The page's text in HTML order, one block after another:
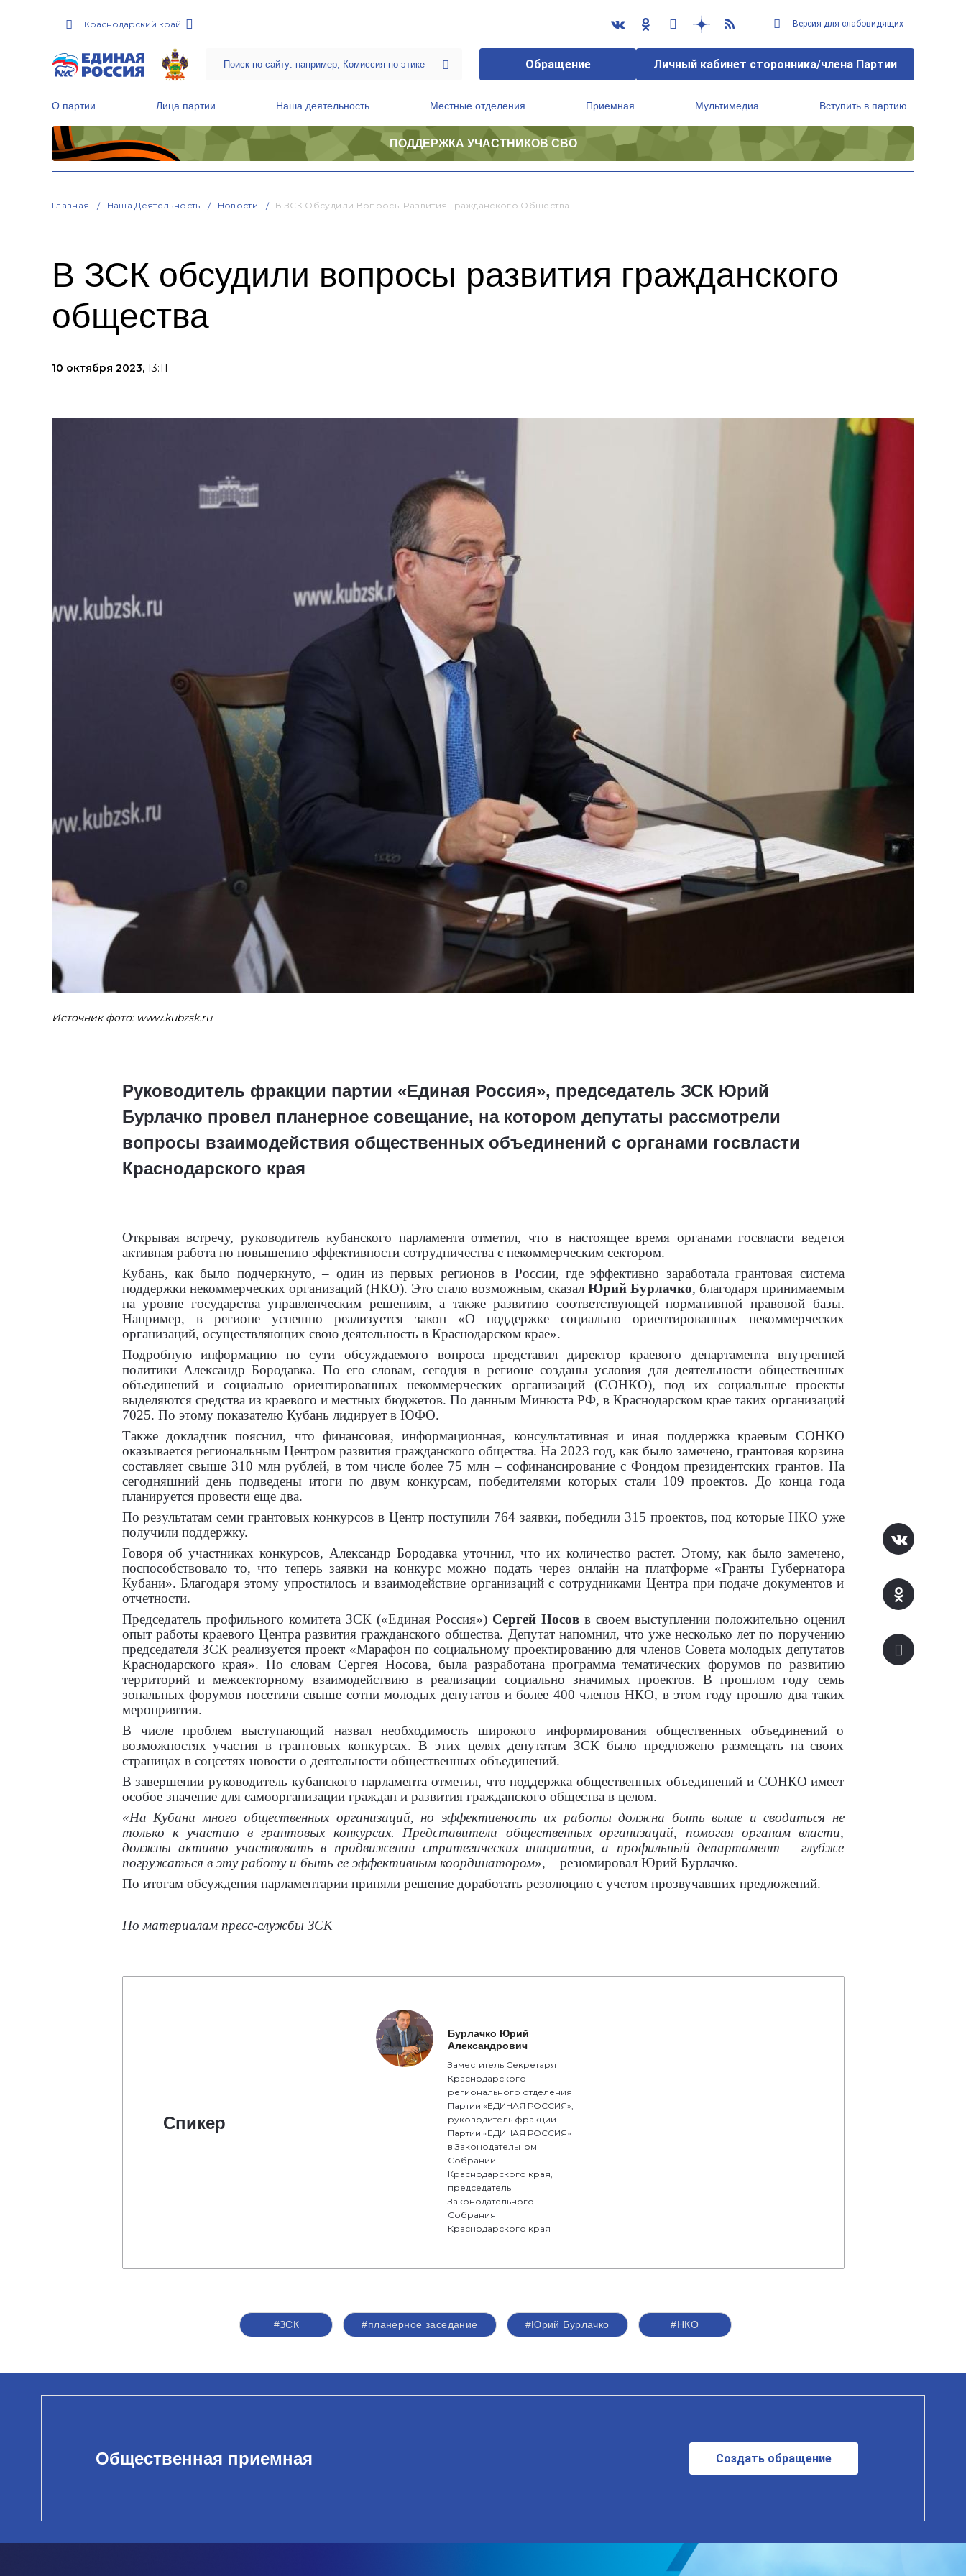
Краснодарский край Версия для слабовидящих
Обращение Личный кабинет сторонника/члена Партии
О партии Лица партии Наша деятельность Местные отделения Приемная Мультимедиа Вступить в партию
ПОДДЕРЖКА УЧАСТНИКОВ СВО
Главная Наша Деятельность Новости В ЗСК Обсудили Вопросы Развития Гражданского Общества
В ЗСК обсудили вопросы развития гражданского
общества
10 октября 2023, 13:11
Источник фото: www.kubzsk.ru
Руководитель фракции партии «Единая Россия», председатель ЗСК Юрий
Бурлачко провел планерное совещание, на котором депутаты рассмотрели
вопросы взаимодействия общественных объединений с органами госвласти
Краснодарского края
Открывая встречу, руководитель кубанского парламента отметил, что в настоящее время органами госвласти ведется
активная работа по повышению эффективности сотрудничества с некоммерческим сектором.
Кубань, как было подчеркнуто, – один из первых регионов в России, где эффективно заработала грантовая система
поддержки некоммерческих организаций (НКО). Это стало возможным, сказалЮрий Бурлачко, благодаря принимаемым
на уровне государства управленческим решениям, а также развитию соответствующей нормативной правовой базы.
Например, в регионе успешно реализуется закон «О поддержке социально ориентированных некоммерческих
организаций, осуществляющих свою деятельность в Краснодарском крае».
Подробную информацию по сути обсуждаемого вопроса представил директор краевого департамента внутренней
политики Александр Бородавка. По его словам, сегодня в регионе созданы условия для деятельности общественных
объединений и социально ориентированных некоммерческих организаций (СОНКО), под их социальные проекты
выделяются средства из краевого и местных бюджетов. По данным Минюста РФ, в Краснодарском крае таких организаций
7025. По этому показателю Кубань лидирует в ЮФО.
Также докладчик пояснил, что финансовая, информационная, консультативная и иная поддержка краевым СОНКО
оказывается региональным Центром развития гражданского общества. На 2023 год, как было замечено, грантовая корзина
составляет свыше 310 млн рублей, в том числе более 75 млн – софинансирование с Фондом президентских грантов. На
сегодняшний день подведены итоги по двум конкурсам, победителями которых стали 109 проектов. До конца года
планируется провести еще два.
По результатам семи грантовых конкурсов в Центр поступили 764 заявки, победили 315 проектов, под которые НКО уже
получили поддержку.
Говоря об участниках конкурсов, Александр Бородавка уточнил, что их количество растет. Этому, как было замечено,
поспособствовало то, что теперь заявки на конкурс можно подать через онлайн на платформе «Гранты Губернатора
Кубани». Благодаря этому упростилось и взаимодействие организаций с сотрудниками Центра при подаче документов и
отчетности.
Председатель профильного комитета ЗСК («Единая Россия») Сергей Носов в своем выступлении положительно оценил
опыт работы краевого Центра развития гражданского общества. Депутат напомнил, что уже несколько лет по поручению
председателя ЗСК реализуется проект «Марафон по социальному проектированию для членов Совета молодых депутатов
Краснодарского края». По словам Сергея Носова, была разработана программа тематических форумов по развитию
территорий и межсекторному взаимодействию в реализации социально значимых проектов. В прошлом году семь
зональных форумов посетили свыше сотни молодых депутатов и более 400 членов НКО, в этом году прошло два таких
мероприятия.
В числе проблем выступающий назвал необходимость широкого информирования общественных объединений о
возможностях участия в грантовых конкурсах. В этих целях депутатам ЗСК было предложено размещать на своих
страницах в соцсетях новости о деятельности общественных объединений.
В завершении руководитель кубанского парламента отметил, что поддержка общественных объединений и СОНКО имеет
особое значение для самоорганизации граждан и развития гражданского общества в целом.
«На Кубани много общественных организаций, но эффективность их работы должна быть выше и сводиться не
только к участию в грантовых конкурсах. Представители общественных организаций, помогая органам власти,
должны активно участвовать в продвижении стратегических инициатив, а профильный департамент – глубже
погружаться в эту работу и быть ее эффективным координатором», – резюмировал Юрий Бурлачко.
По итогам обсуждения парламентарии приняли решение доработать резолюцию с учетом прозвучавших предложений.
По материалам пресс-службы ЗСК
Спикер
Бурлачко Юрий
Александрович
Заместитель Секретаря
Краснодарского
регионального отделения
Партии «ЕДИНАЯ РОССИЯ»,
руководитель фракции
Партии «ЕДИНАЯ РОССИЯ»
в Законодательном
Собрании
Краснодарского края,
председатель
Законодательного
Собрания
Краснодарского края
#ЗСК #планерное заседание #Юрий Бурлачко #НКО
Общественная приемная Создать обращение